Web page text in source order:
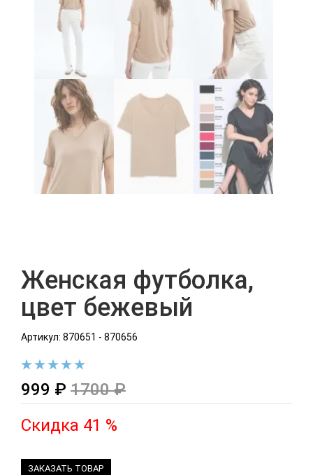
Женская футболка,
цвет бежевый
Артикул: 870651 - 870656
999 ₽ 1700 ₽
Скидка 41 %
ЗАКАЗАТЬ ТОВАР